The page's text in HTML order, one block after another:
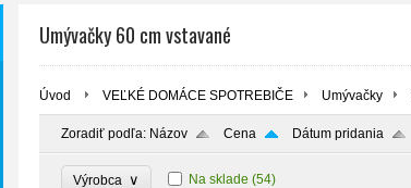
Umývačky 60 cm vstavané
Úvod VEĽKÉ DOMÁCE SPOTREBIČE Umývačky
Zoradiť podľa: Názov Cena Dátum pridania
Výrobca ∨ Na sklade (54)